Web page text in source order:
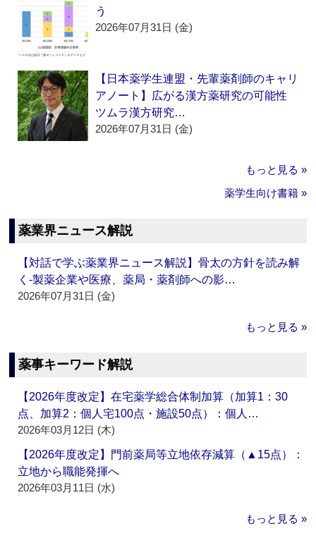
う
2026年07月31日 (金)
【日本薬学生連盟・先輩薬剤師のキャリ
アノート】広がる漢方薬研究の可能性
ツムラ漢方研究…
2026年07月31日 (金)
もっと見る »
薬学生向け書籍 »
薬業界ニュース解説
【対話で学ぶ薬業界ニュース解説】骨太の方針を読み解
く‐製薬企業や医療、薬局・薬剤師への影…
2026年07月31日 (金)
もっと見る »
薬事キーワード解説
【2026年度改定】在宅薬学総合体制加算（加算1：30
点、加算2：個人宅100点・施設50点）：個人…
2026年03月12日 (木)
【2026年度改定】門前薬局等立地依存減算（▲15点）：
立地から職能発揮へ
2026年03月11日 (水)
もっと見る »